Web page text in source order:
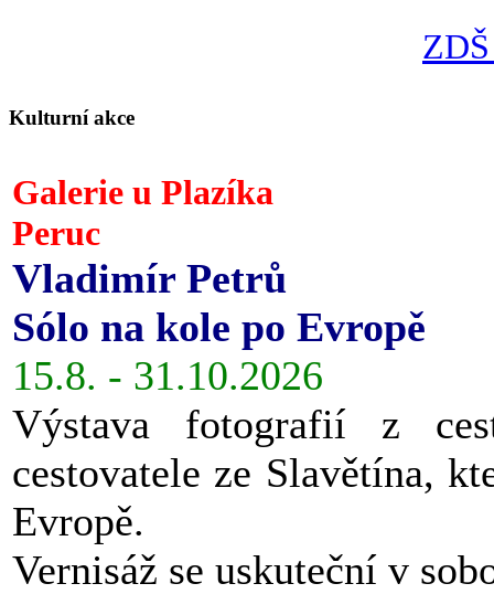
Kulturní akce
Galerie u Plazíka
Peruc
Vladimír Petrů
Sólo na kole po Evropě
15.8. - 31.10.2026
Výstava fotografií z
cestovatele ze Slavětína,
Evropě.
Vernisáž se uskuteční v